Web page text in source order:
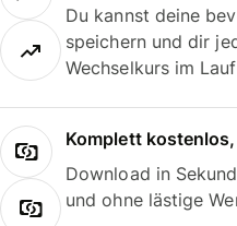
Du kannst deine
speichern und dir
Wechselkurs im
Komplett
Download in
und ohne lästige